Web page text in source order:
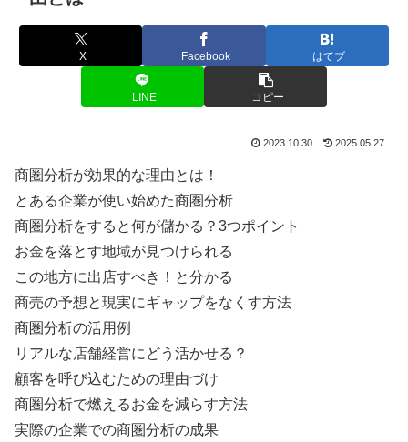
X Facebook はてブ
LINE コピー
2023.10.30 2025.05.27
商圏分析が効果的な理由とは！
とある企業が使い始めた商圏分析
商圏分析をすると何が儲かる？3つポイント
お金を落とす地域が見つけられる
この地方に出店すべき！と分かる
商売の予想と現実にギャップをなくす方法
商圏分析の活用例
リアルな店舗経営にどう活かせる？
顧客を呼び込むための理由づけ
商圏分析で燃えるお金を減らす方法
実際の企業での商圏分析の成果